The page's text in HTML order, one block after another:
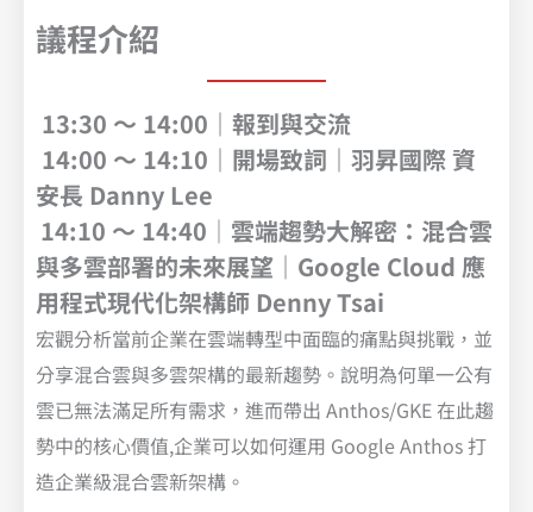
議程介紹
13:30 ～ 14:00｜報到與交流
14:00 ～ 14:10｜開場致詞｜羽昇國際 資
安長 Danny Lee
14:10 ～ 14:40 ｜ 雲端趨勢大解密：混合雲
與多雲部署的未來展望｜Google Cloud 應
用程式現代化架構師 Denny Tsai
宏觀分析當前企業在雲端轉型中面臨的痛點與挑戰，並
分享混合雲與多雲架構的最新趨勢。說明為何單一公有
雲已無法滿足所有需求，進而帶出 Anthos/GKE 在此趨
勢中的核心價值,企業可以如何運用 Google Anthos 打
造企業級混合雲新架構。